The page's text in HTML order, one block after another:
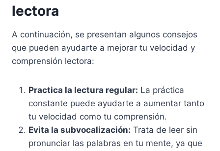
lectora
A continuación, se presentan algunos consejos
que pueden ayudarte a mejorar tu velocidad y
comprensión lectora:
Practica la lectura regular: La práctica
constante puede ayudarte a aumentar tanto
tu velocidad como tu comprensión.
Evita la subvocalización: Trata de leer sin
pronunciar las palabras en tu mente, ya que